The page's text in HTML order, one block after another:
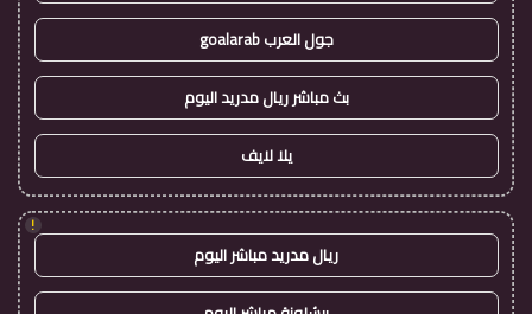
جول العرب goalarab
بث مباشر ريال مدريد اليوم
يلا لايف
!
ريال مدريد مباشر اليوم